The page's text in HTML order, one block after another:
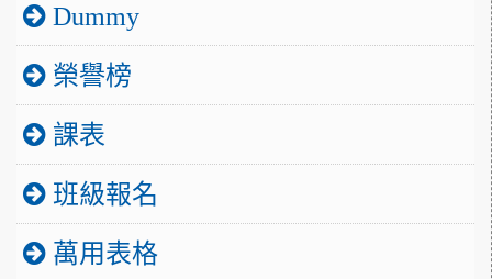
Dummy
榮譽榜
課表
班級報名
萬用表格